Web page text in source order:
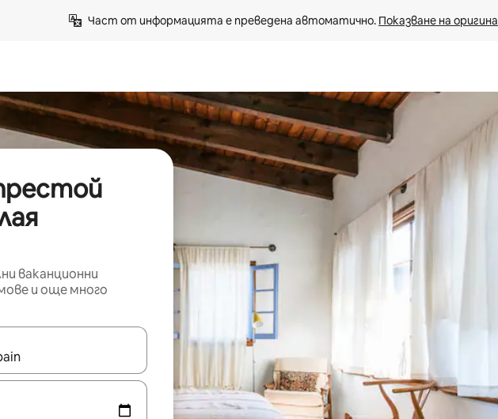
Част от информацията е преведена автоматично. Показване на
ваканционни
и още много
покажат, използвайте клавишите със стрелки нагоре и надолу или навигирайте с